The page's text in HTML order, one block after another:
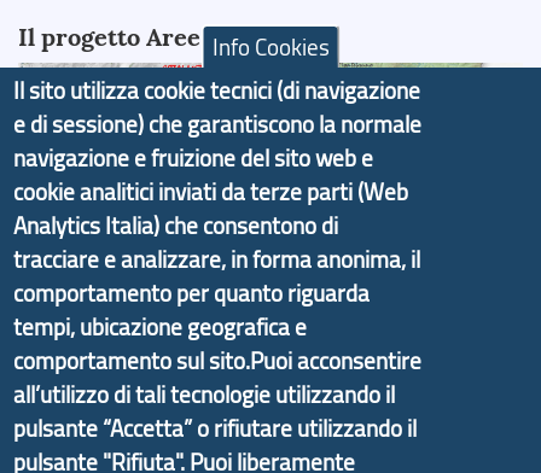
Il progetto Aree Interne
Il portale di marketing territoriale e sviluppo locale
di Genova Città Metropolitana si è sviluppato a
partire dal progetto nazionale Aree Interne
promosso dal Dipartimento per lo Sviluppo
Economico e finalizzato al rilancio socio-economico
delle valli dell’entroterra. In particolare fornisce
informazioni ed aggiornamenti sullaStrategia
d'Area Antola-Tigullio , in collaborazione con Regione
Liguria ed ANCI Liguria.
Info Cookies
Il sito utilizza cookie tecnici (di navigazione
e di sessione) che garantiscono la normale
navigazione e fruizione del sito web e
cookie analitici inviati da terze parti (Web
Analytics Italia) che consentono di
tracciare e analizzare, in forma anonima, il
comportamento per quanto riguarda
tempi, ubicazione geografica e
comportamento sul sito.Puoi acconsentire
all’utilizzo di tali tecnologie utilizzando il
pulsante “Accetta” o rifiutare utilizzando il
pulsante "Rifiuta". Puoi liberamente